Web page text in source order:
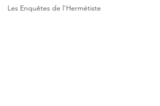
Les Enquêtes de l'Hermétiste